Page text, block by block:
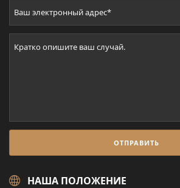
НАША ПОЛОЖЕНИЕ